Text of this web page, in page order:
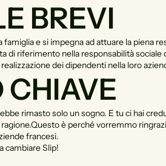
BREVI
e si impegna ad attuare la piena
riferimento nella responsabilità sociale
dei dipendenti nella loro
CHIAVE
rimasto solo un sogno. E tu ci hai
Questo è perché vorremmo
francesi.
cambiare Slip!